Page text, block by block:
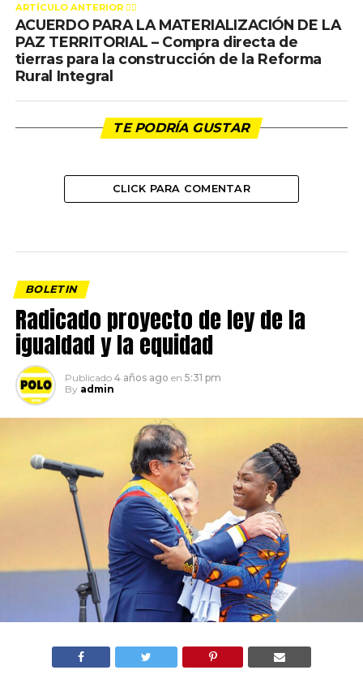
ARTÍCULO ANTERIOR 👉🏻
ACUERDO PARA LA MATERIALIZACIÓN DE LA
PAZ TERRITORIAL – Compra directa de
tierras para la construcción de la Reforma
Rural Integral
TE PODRÍA GUSTAR
CLICK PARA COMENTAR
BOLETIN
Radicado proyecto de ley de la
igualdad y la equidad
Publicado 4 años ago en 5:31 pm
By admin